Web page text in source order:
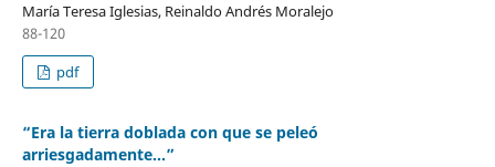
María Teresa Iglesias, Reinaldo Andrés Moralejo
88-120
pdf
“Era la tierra doblada con que se peleó
arriesgadamente…”